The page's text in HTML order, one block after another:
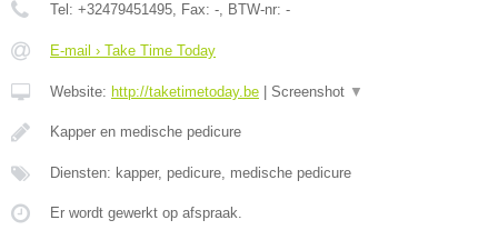
Tel: +32479451495, Fax: -, BTW-nr: -
E-mail › Take Time Today
Website: http://taketimetoday.be Screenshot ▼
Kapper en medische pedicure
Diensten: kapper, pedicure, medische pedicure
Er wordt gewerkt op afspraak.